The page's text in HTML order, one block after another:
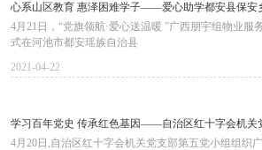
心系山区教育 惠泽困难学子——爱心助学都安县保安
4月21日，“党旗领航·爱心送温暖 ”广西朋宇组物业
式在河池市都安瑶族自治县
2021-04-22
学习百年党史 传承红色基因——自治区红十字会机关
4月20日,自治区红十字会机关党支部第五党小组组织